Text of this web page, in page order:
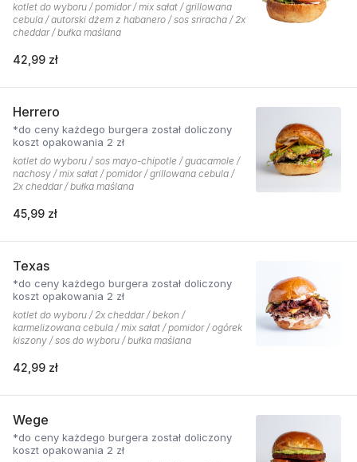
kotlet do wyboru / pomidor / mix sałat / grillowana
cebula / autorski dżem z habanero / sos sriracha / 2x
cheddar / bułka maślana
42,99 zł
Herrero
*do ceny każdego burgera został doliczony
koszt opakowania 2 zł
kotlet do wyboru / sos mayo-chipotle / guacamole /
nachosy / mix sałat / pomidor / grillowana cebula /
2x cheddar / bułka maślana
45,99 zł
Texas
*do ceny każdego burgera został doliczony
koszt opakowania 2 zł
kotlet do wyboru / 2x cheddar / bekon /
karmelizowana cebula / mix sałat / pomidor / ogórek
kiszony / sos do wyboru / bułka maślana
42,99 zł
Wege
*do ceny każdego burgera został doliczony
koszt opakowania 2 zł